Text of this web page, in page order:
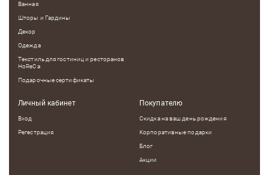
Ванная
Шторы и Гардины
Декор
Одежда
Текстиль для гостиниц и ресторанов
HoReCa
Подарочные сертификаты
Личный кабинет
Вход
Регестрация
Покупателю
Скидка на ваш день рождения
Корпоративные подарки
Блог
Акции